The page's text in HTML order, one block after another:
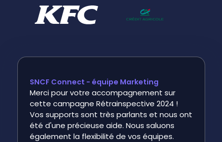
SNCF Connect - équipe Marketing
Merci pour votre accompagnement sur
cette campagne Rétrainspective 2024 !
Vos supports sont très parlants et nous ont
été d'une précieuse aide. Nous saluons
également la flexibilité de vos équipes.